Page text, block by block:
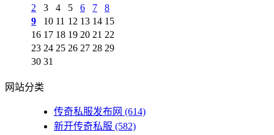
2
3 4 5 6 7
8
9
10 11 12 13 14 15
16 17 18 19 20 21 22
23 24 25 26 27 28 29
30 31
网站分类
传奇私服发布网 (614)
新开传奇私服 (582)